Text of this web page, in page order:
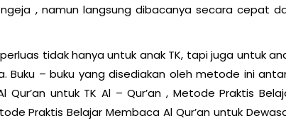
, namun langsung dibacanya secara cepat
tidak hanya untuk anak TK, tapi juga untuk
Buku – buku yang disediakan oleh metode ini
untuk TK Al – Qur’an , Metode Praktis
Praktis Belajar Membaca Al Qur’an untuk